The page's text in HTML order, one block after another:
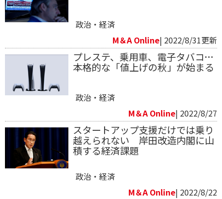
政治・経済
M＆A Online| 2022/8/31更新
プレステ、乗用車、電子タバコ…
本格的な「値上げの秋」が始まる
政治・経済
M＆A Online| 2022/8/27
スタートアップ支援だけでは乗り
越えられない 岸田改造内閣に山
積する経済課題
政治・経済
M＆A Online| 2022/8/22